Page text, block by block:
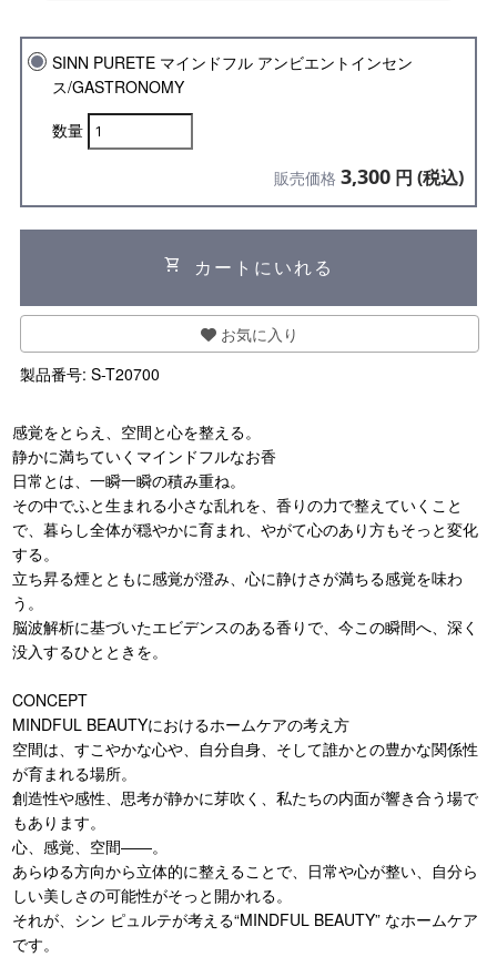
SINN PURETE マインドフル アンビエントインセン
ス/GASTRONOMY
数量
販売価格 3,300 円 (税込)
shopping_cart カートにいれる
お気に入り
製品番号: S-T20700
感覚をとらえ、空間と心を整える。
静かに満ちていくマインドフルなお香
日常とは、一瞬一瞬の積み重ね。
その中でふと生まれる小さな乱れを、香りの力で整えていくこと
で、暮らし全体が穏やかに育まれ、やがて心のあり方もそっと変化
する。
立ち昇る煙とともに感覚が澄み、心に静けさが満ちる感覚を味わ
う。
脳波解析に基づいたエビデンスのある香りで、今この瞬間へ、深く
没入するひとときを。
CONCEPT
MINDFUL BEAUTYにおけるホームケアの考え方
空間は、すこやかな心や、自分自身、そして誰かとの豊かな関係性
が育まれる場所。
創造性や感性、思考が静かに芽吹く、私たちの内面が響き合う場で
もあります。
心、感覚、空間――。
あらゆる方向から立体的に整えることで、日常や心が整い、自分ら
しい美しさの可能性がそっと開かれる。
それが、シン ピュルテが考える“MINDFUL BEAUTY” なホームケア
です。